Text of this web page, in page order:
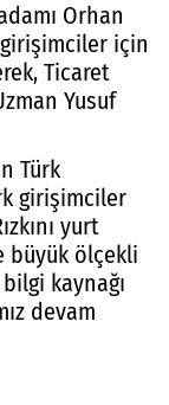
Orhan
için
Ticaret
Yusuf
Türk
girişimciler
yurt
büyük ölçekli
kaynağı
devam